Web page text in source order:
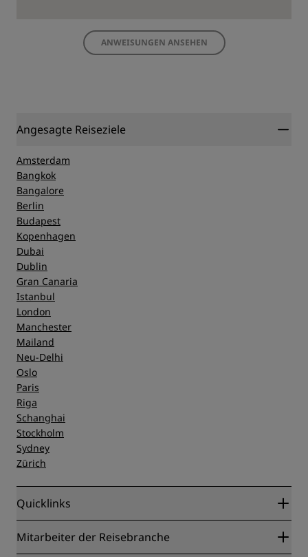
ANWEISUNGEN ANSEHEN
Angesagte Reiseziele
Amsterdam
Bangkok
Bangalore
Berlin
Budapest
Kopenhagen
Dubai
Dublin
Gran Canaria
Istanbul
London
Manchester
Mailand
Neu-Delhi
Oslo
Paris
Riga
Schanghai
Stockholm
Sydney
Zürich
Quicklinks
Radisson Rewards
Mitarbeiter der Reisebranche